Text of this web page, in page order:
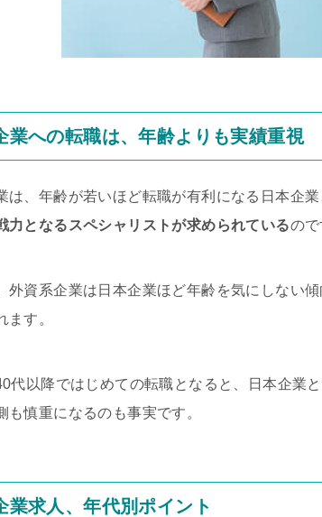
業への転職は、年齢よりも実績重視
は、年齢が若いほど転職が有利になる日本企
力となるスペシャリストが求められているので
外資系企業は日本企業ほど年齢を気にしない
ます。
代以降ではじめての転職となると、日本企業
も慎重になるのも事実です。
業求人、年代別ポイント